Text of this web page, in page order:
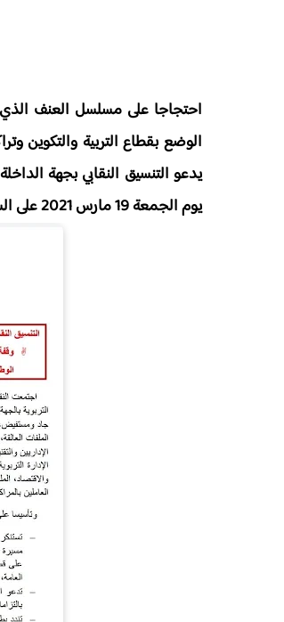
احتجاجا على مسلسل العنف
الوضع بقطاع التربية والتكوين
يدعو التنسيق النقابي بجهة
يوم الجمعة 19 مارس 2021 على الساعة